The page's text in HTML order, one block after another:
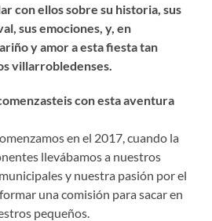
con ellos sobre su historia, sus
sus emociones, y, en
y amor a esta fiesta tan
villarrobledenses.
con esta aventura
en el 2017, cuando la
llevábamos a nuestros
y nuestra pasión por el
una comisión para sacar en
pequeños.